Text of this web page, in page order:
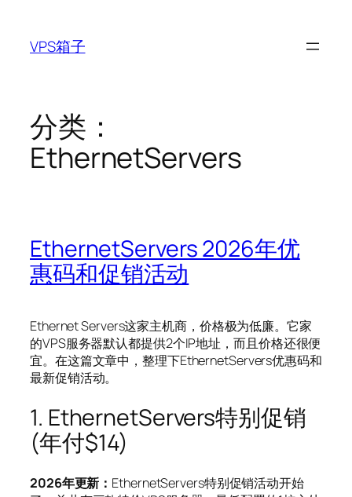
VPS箱子
分类：
EthernetServers
EthernetServers 2026年优
惠码和促销活动
Ethernet Servers这家主机商，价格极为低廉。它家
的VPS服务器默认都提供2个IP地址，而且价格还很便
宜。在这篇文章中，整理下EthernetServers优惠码和
最新促销活动。
1. EthernetServers特别促销
(年付$14)
2026年更新： EthernetServers特别促销活动开始